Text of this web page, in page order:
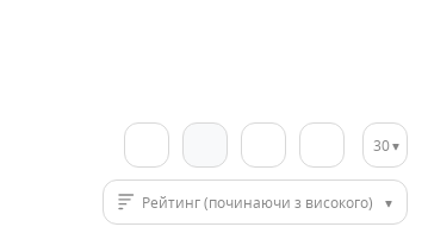
30
Рейтинг (починаючи з високого)